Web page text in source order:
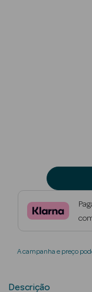
Beauty
Perfumes
Beauty Season
A campanha e preço
Descrição